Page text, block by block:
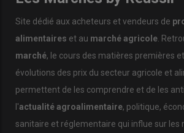
Site dédié aux acheteurs et vendeurs de
alimentaires et au marché agricole.
marché, le cours des matières premières
évolutions des prix du secteur agricole et
permettent de les comprendre et de les
l'actualité agroalimentaire, politique,
sanitaire et réglementaire qui influe sur les